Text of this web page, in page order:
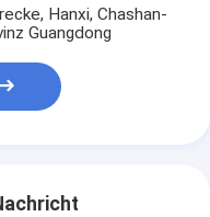
Hanxi, Chashan-
Guangdong